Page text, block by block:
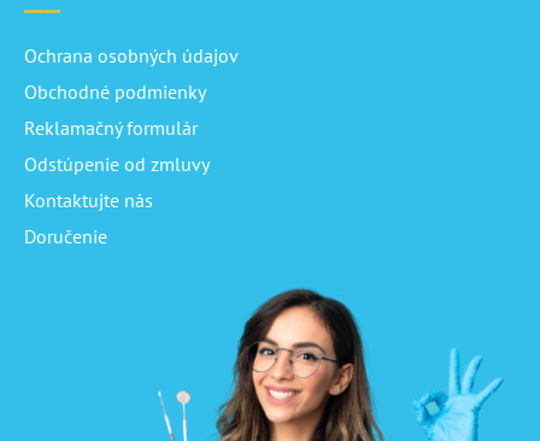
Ochrana osobných údajov
Obchodné podmienky
Reklamačný formulár
Odstúpenie od zmluvy
Kontaktujte nás
Doručenie